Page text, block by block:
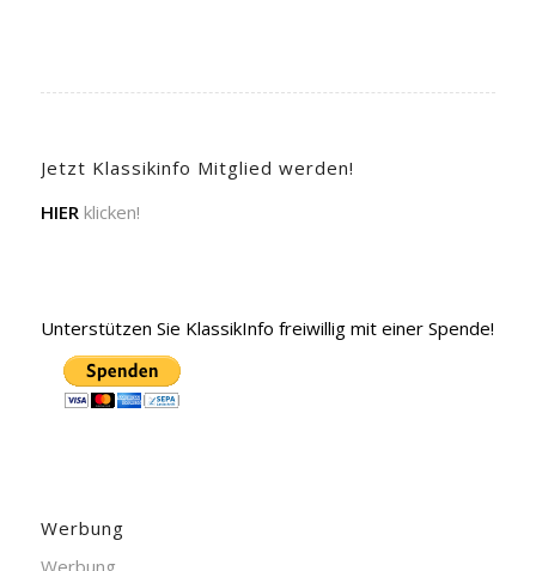
Jetzt Klassikinfo Mitglied werden!
HIER klicken!
Unterstützen Sie KlassikInfo freiwillig mit einer Spende!
Werbung
Werbung